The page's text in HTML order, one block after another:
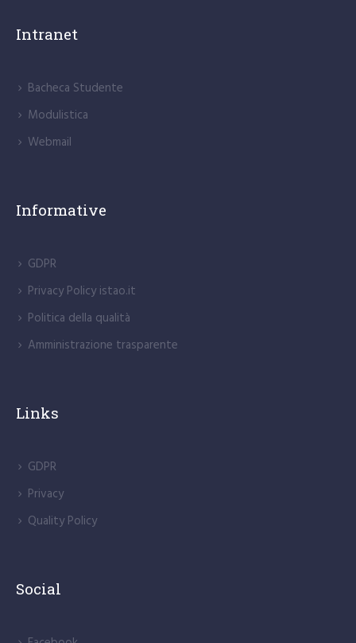
Intranet
Bacheca Studente
Modulistica
Webmail
Informative
GDPR
Privacy Policy istao.it
Politica della qualità
Amministrazione trasparente
Links
GDPR
Privacy
Quality Policy
Social